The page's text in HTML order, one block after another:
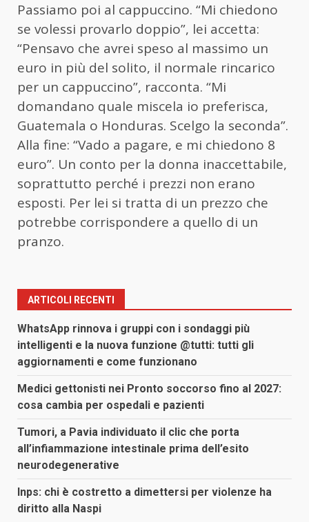
Passiamo poi al cappuccino. “Mi chiedono
se volessi provarlo doppio”, lei accetta:
“Pensavo che avrei speso al massimo un
euro in più del solito, il normale rincarico
per un cappuccino”, racconta. “Mi
domandano quale miscela io preferisca,
Guatemala o Honduras. Scelgo la seconda”.
Alla fine: “Vado a pagare, e mi chiedono 8
euro”. Un conto per la donna inaccettabile,
soprattutto perché i prezzi non erano
esposti. Per lei si tratta di un prezzo che
potrebbe corrispondere a quello di un
pranzo.
ARTICOLI RECENTI
WhatsApp rinnova i gruppi con i sondaggi più
intelligenti e la nuova funzione @tutti: tutti gli
aggiornamenti e come funzionano
Medici gettonisti nei Pronto soccorso fino al 2027:
cosa cambia per ospedali e pazienti
Tumori, a Pavia individuato il clic che porta
all’infiammazione intestinale prima dell’esito
neurodegenerative
Inps: chi è costretto a dimettersi per violenze ha
diritto alla Naspi